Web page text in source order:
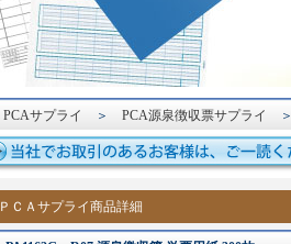
PCAサプライ ＞ PCA源泉徴収票サプライ
ＰＣＡサプライ商品詳細